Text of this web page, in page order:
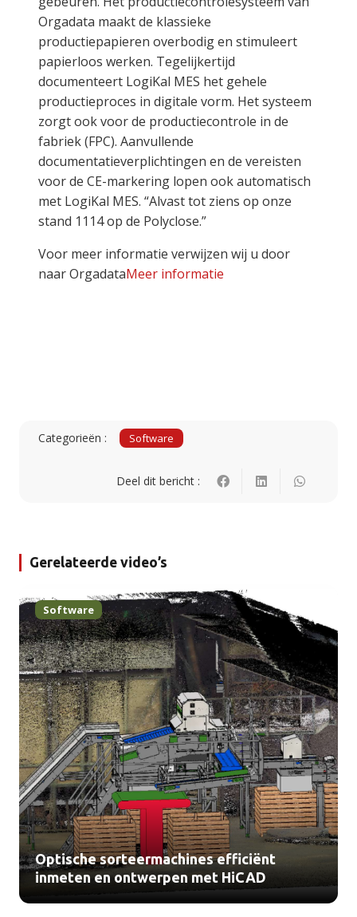
Orgadata maakt de klassieke
productiepapieren overbodig en stimuleert
papierloos werken. Tegelijkertijd
documenteert LogiKal MES het gehele
productieproces in digitale vorm. Het systeem
zorgt ook voor de productiecontrole in de
fabriek (FPC). Aanvullende
documentatieverplichtingen en de vereisten
voor de CE-markering lopen ook automatisch
met LogiKal MES. “Alvast tot ziens op onze
stand 1114 op de Polyclose.”
Voor meer informatie verwijzen wij u door
naar OrgadataMeer informatie
Categorieën : Software
Deel dit bericht :
Gerelateerde video’s
Software
Optische sorteermachines efficiënt
inmeten en ontwerpen met HiCAD